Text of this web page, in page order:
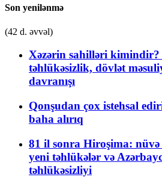
Son yenilənmə
(42 d. əvvəl)
Xəzərin sahilləri
təhlükəsizlik, dövlət
davranışı
Qonşudan çox istehsal
baha alırıq
81 il sonra Hiroşima: nüvə
yeni təhlükələr və
təhlükəsizliyi